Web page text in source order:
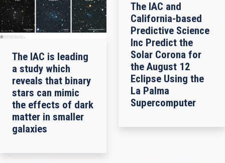
The IAC is leading
a study which
reveals that binary
stars can mimic
the effects of dark
matter in smaller
galaxies
The IAC and
California-based
Predictive Science
Inc Predict the
Solar Corona for
the August 12
Eclipse Using the
La Palma
Supercomputer